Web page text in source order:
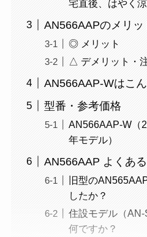
宅直後、はやく涼
AN566AAPのメリッ
◎ メリット
△ デメリット・
AN566AAP-Wはこ
型番・参考価格
AN566AAP-W（
年モデル）
AN566AAP よくあ
旧型の
したか？
住設モデル（
何ですか？